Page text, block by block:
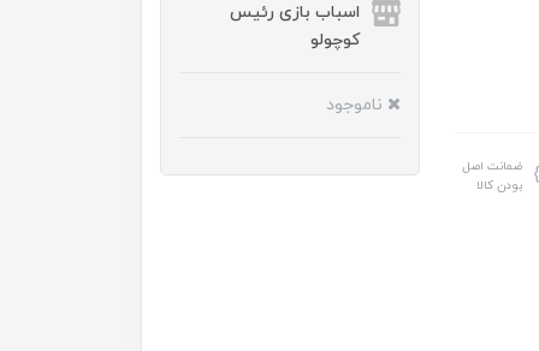
ضمانت اصل
بودن کالا
اسباب بازی رئیس
کوچولو
ناموجود